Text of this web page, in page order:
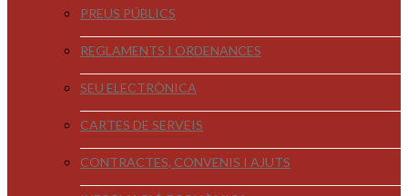
PREUS PÚBLICS
REGLAMENTS I ORDENANCES
SEU ELECTRÒNICA
CARTES DE SERVEIS
CONTRACTES, CONVENIS I AJUTS